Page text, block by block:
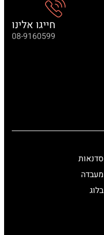
חייגו אלינו
08-9160599
סדנאות
מעבדה
בלוג